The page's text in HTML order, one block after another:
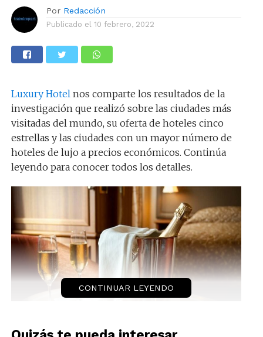
Por Redacción
Publicado el 10 febrero, 2022
Luxury Hotel nos comparte los resultados de la
investigación que realizó sobre las ciudades más
visitadas del mundo, su oferta de hoteles cinco
estrellas y las ciudades con un mayor número de
hoteles de lujo a precios económicos. Continúa
leyendo para conocer todos los detalles.
hoteles cinco estrellas en el
CONTINUAR LEYENDO